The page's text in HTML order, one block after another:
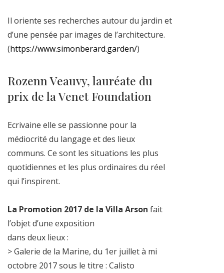
Il oriente ses recherches autour du jardin et
d’une pensée par images de l’architecture.
(https://www.simonberard.garden/)
Rozenn Veauvy, lauréate du
prix de la Venet Foundation
Ecrivaine elle se passionne pour la
médiocrité du langage et des lieux
communs. Ce sont les situations les plus
quotidiennes et les plus ordinaires du réel
qui l’inspirent.
La Promotion 2017 de la Villa Arson fait
l’objet d’une exposition
dans deux lieux :
> Galerie de la Marine, du 1er juillet à mi
octobre 2017 sous le titre : Calisto